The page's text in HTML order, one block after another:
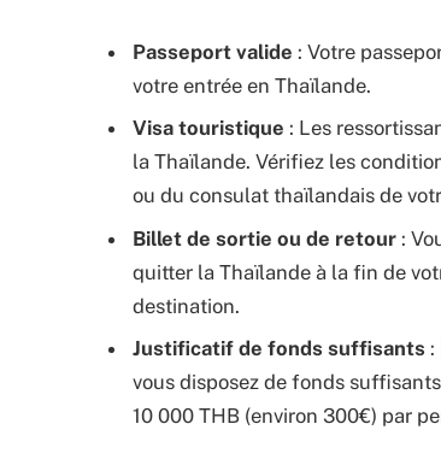
Passeport valide : Votre
votre entrée en Thaïlande.
Visa touristique : Les
la Thaïlande. Vérifiez les
ou du consulat thaïlandais de
Billet de sortie ou de retour :
quitter la Thaïlande à la fin de
destination.
Justificatif de fonds suffisants :
vous disposez de fonds
10 000 THB (environ 300€) par